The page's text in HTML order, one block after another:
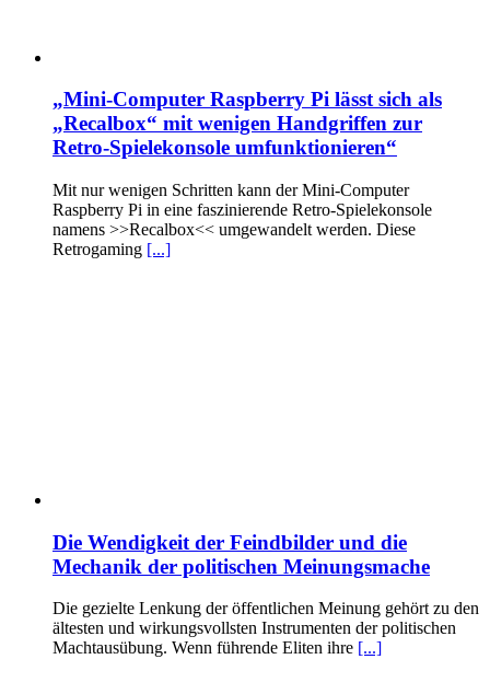
„Mini-Computer Raspberry Pi lässt sich als
„Recalbox“ mit wenigen Handgriffen zur
Retro-Spielekonsole umfunktionieren“
Mit nur wenigen Schritten kann der Mini-Computer
Raspberry Pi in eine faszinierende Retro-Spielekonsole
namens >>Recalbox<< umgewandelt werden. Diese
Retrogaming [...]
Die Wendigkeit der Feindbilder und die
Mechanik der politischen Meinungsmache
Die gezielte Lenkung der öffentlichen Meinung gehört zu den
ältesten und wirkungsvollsten Instrumenten der politischen
Machtausübung. Wenn führende Eliten ihre [...]